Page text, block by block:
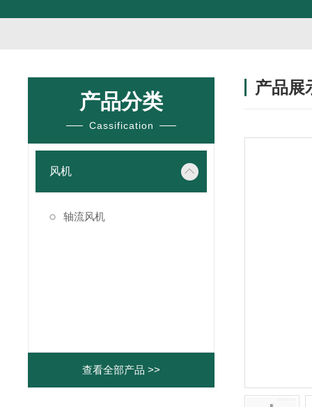
产品分类
Cassification
风机
轴流风机
查看全部产品 >>
产品展